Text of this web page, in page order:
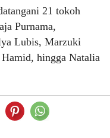
21 tokoh
Purnama,
Lubis, Marzuki
hingga Natalia